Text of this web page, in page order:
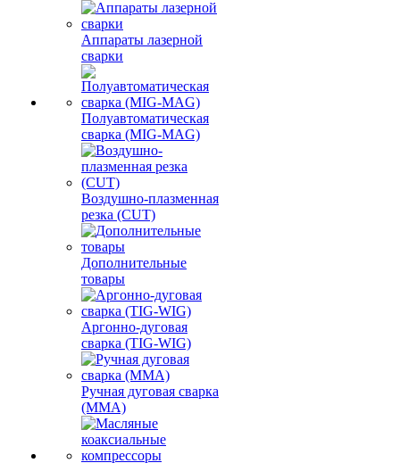
Аппараты лазерной
сварки
Полуавтоматическая
сварка (MIG-MAG)
Воздушно-плазменная
резка (CUT)
Дополнительные
товары
Аргонно-дуговая
сварка (TIG-WIG)
Ручная дуговая сварка
(MMA)